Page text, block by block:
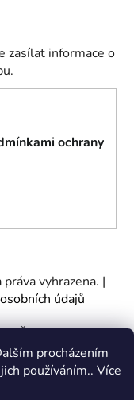
procházením
používáním.. Více
zasílat informace o
ochrany
práva vyhrazena. |
údajů
IČ: 27467317, se
Praha 1 – Nové
soudu v Praze -